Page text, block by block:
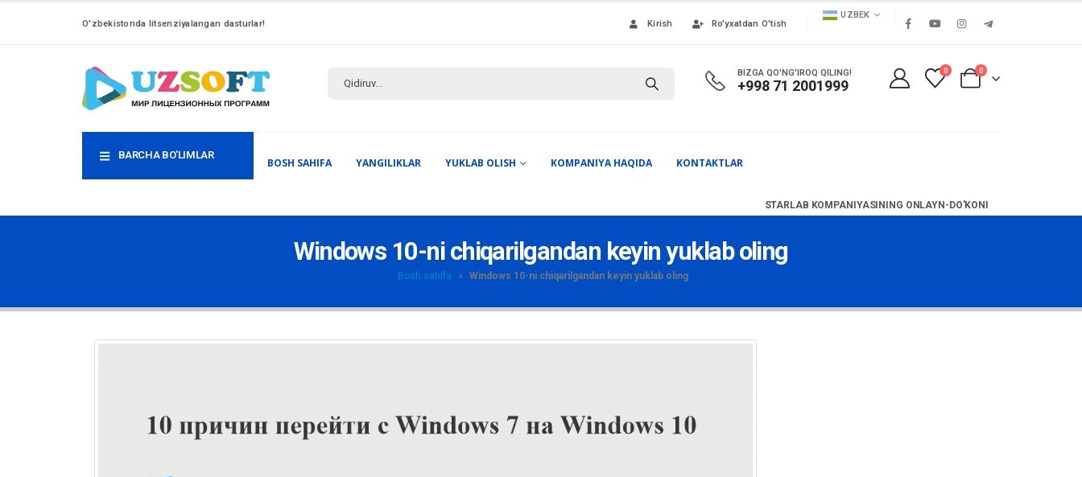
O'zbekistonda litsenziyalangan dasturlar! Kirish Ro'yxatdan O'tish
UZBEK
BIZGA QO'NG'IROQ QILING!
+998 71 2001999
0 0
BARCHA BO'LIMLAR
BOSH SAHIFA YANGILIKLAR YUKLAB OLISH KOMPANIYA HAQIDA KONTAKTLAR
STARLAB KOMPANIYASINING ONLAYN-DO'KONI
Windows 10-ni chiqarilgandan keyin yuklab oling
Bosh sahifa » Windows 10-ni chiqarilgandan keyin yuklab oling